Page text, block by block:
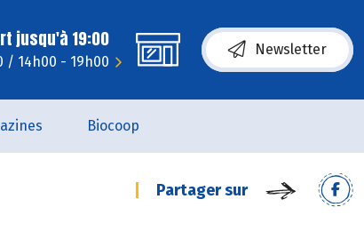
jusqu'à 19:00
/ 14h00 - 19h00
Newsletter
Biocoop
Partager sur